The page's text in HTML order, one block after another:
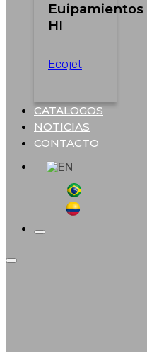
Euipamientos
HI
Ecojet
CATALOGOS
NOTICIAS
CONTACTO